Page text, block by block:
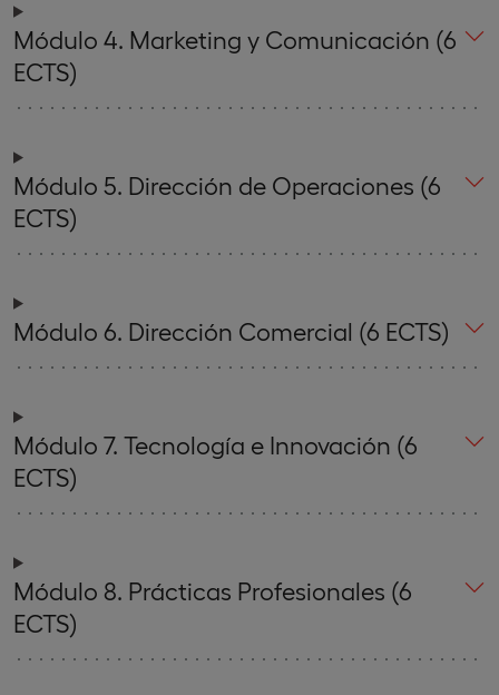
Módulo 4. Marketing y Comunicación (6
ECTS)
Módulo 5. Dirección de Operaciones (6
ECTS)
Módulo 6. Dirección Comercial (6 ECTS)
Módulo 7. Tecnología e Innovación (6
ECTS)
Módulo 8. Prácticas Profesionales (6
ECTS)